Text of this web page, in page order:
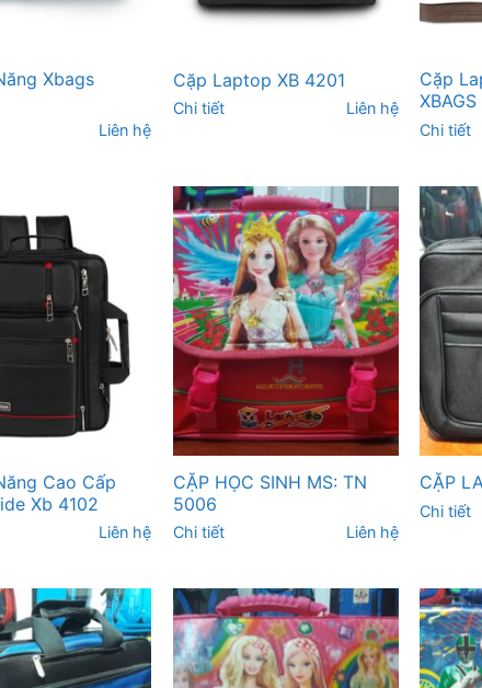
Xbags
Liên hệ
Cặp Laptop XB 4201
Chi tiết Liên hệ
Cặp
Chi tiết
Cao Cấp
Xb 4102
Liên hệ
CẶP HỌC SINH MS: TN
5006
Chi tiết Liên hệ
CẶP
Chi tiết